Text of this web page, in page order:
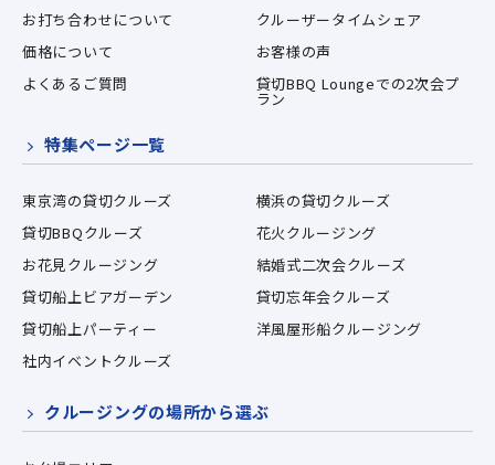
お打ち合わせについて
クルーザータイムシェア
価格について
お客様の声
よくあるご質問
貸切BBQ Loungeでの2次会プ
ラン
特集ページ一覧
東京湾の貸切クルーズ
横浜の貸切クルーズ
貸切BBQクルーズ
花火クルージング
お花見クルージング
結婚式二次会クルーズ
貸切船上ビアガーデン
貸切忘年会クルーズ
貸切船上パーティー
洋風屋形船クルージング
社内イベントクルーズ
クルージングの場所から選ぶ